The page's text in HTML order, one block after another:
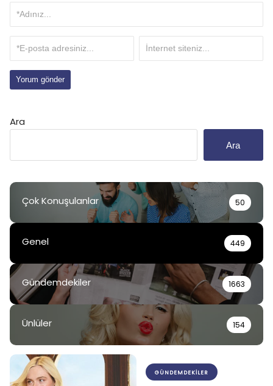
Ara
Ara
Çok Konuşulanlar 50
Genel 449
Gündemdekiler 1663
Ünlüler 154
GÜNDEMDEKILER